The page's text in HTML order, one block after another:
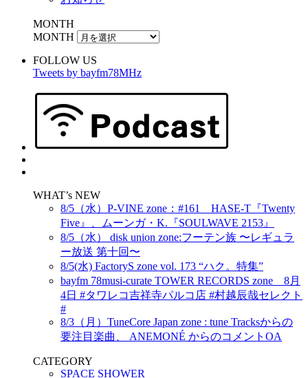
MONTH
MONTH
FOLLOW US
Tweets by bayfm78MHz
WHAT’s NEW
8/5（水）P-VINE zone：#161 HASE-T『Twenty
Five』、ムーンガ・K.『SOULWAVE 2153』
8/5（水） disk union zone:フーテン族 〜レギュラ
ー放送 第十回〜
8/5(水) FactoryS zone vol. 173 “ハク。特集”
bayfm 78musi-curate TOWER RECORDS zone 8月
4日 #タワレコ吉祥寺パルコ店 #村越辰哉セレクト
#
8/3（月）TuneCore Japan zone : tune Tracksからの
要注目楽曲、 ANEMONÉ からのコメントOA
CATEGORY
SPACE SHOWER